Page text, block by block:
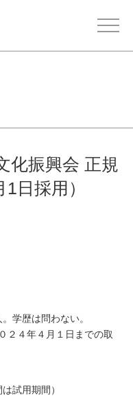
化振興会 正規
日採用）
学歴は問わない。
２４年４月１日までの取
試用期間）